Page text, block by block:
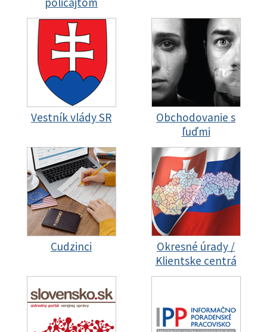
Vestník vlády SR
Obchodovanie s
ľuďmi
Cudzinci
Okresné úrady /
Klientske centrá